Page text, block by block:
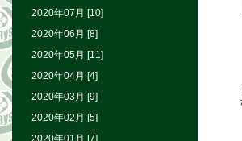
2020年07月 [10]
2020年06月 [8]
2020年05月 [11]
2020年04月 [4]
2020年03月 [9]
2020年02月 [5]
2020年01月 [7]